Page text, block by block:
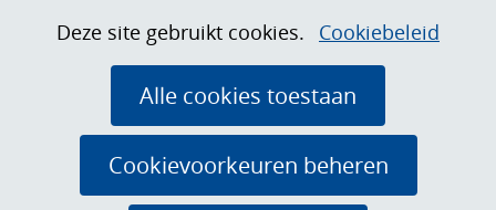
Cookies
toestaan?
Deze site gebruikt cookies. Cookiebeleid
Alle cookies toestaan
Cookievoorkeuren beheren
Ga
de
inhoud